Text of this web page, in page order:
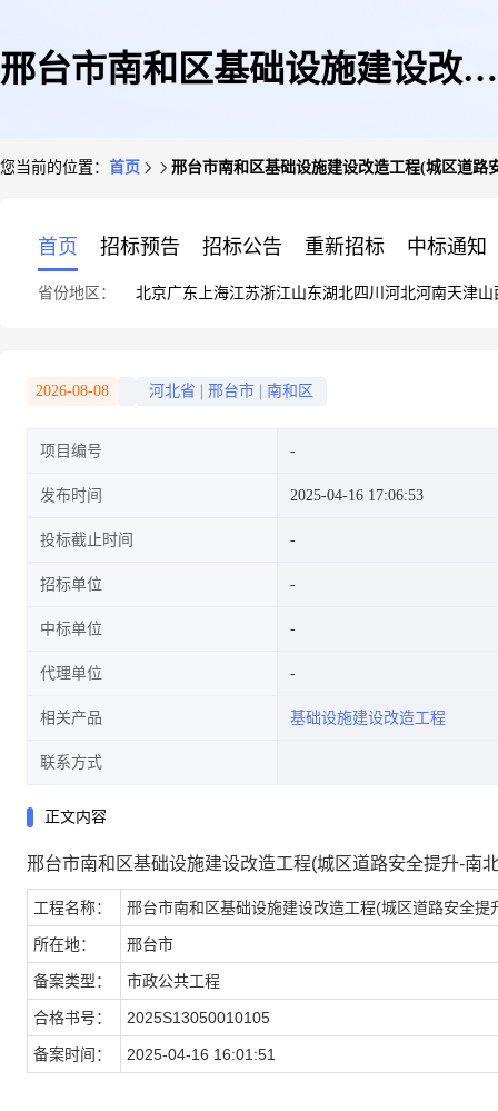
邢台市南和区基础设施建设改造
您当前的位置： 首页 邢台市南和区基础设施建设改造工程(城区道路
首页 招标预告 招标公告 重新招标 中标通知
省份地区： 北京广东 上海江苏浙江山东湖北四川 河北河南天津山
2026-08-08 河北省 邢台市 南和区
项目编号
发布时间 2025-04-16 17:06:53
投标截止时间
招标单位
中标单位
代理单位
相关产品 基础设施建设改造工程
联系方式
正文内容
邢台市南和区基础设施建设改造工程(城区道路安全提升-南
工程名称： 邢台市南和区基础设施建设改造工程(城区道路安全提
所在地： 邢台市
备案类型： 市政公共工程
合格书号： 2025S13050010105
备案时间： 2025-04-16 16:01:51